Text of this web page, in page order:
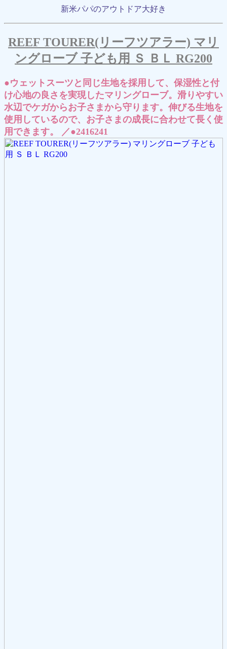
新米パパのアウトドア大好き
REEF TOURER(リーフツアラー) マリ
ングローブ 子ども用 Ｓ ＢＬ RG200
●ウェットスーツと同じ生地を採用して、保湿性と付
け心地の良さを実現したマリングローブ。滑りやすい
水辺でケガからお子さまから守ります。伸びる生地を
使用しているので、お子さまの成長に合わせて長く使
用できます。 ／●2416241